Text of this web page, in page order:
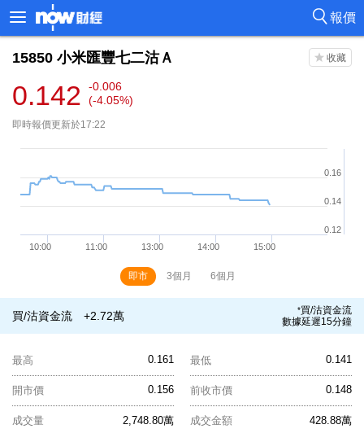
報價
15850 小米匯豐七二沽Ａ
0.142
-0.006
(-4.05%)
即時報價更新於17:22
即市 3個月 6個月
買/沽資金流 +2.72萬 *買/沽資金流
數據延遲15分鐘
0.161
最高 0.141
最低
0.156
開市價 0.148
前收市價
2,748.80萬
成交量 428.88萬
成交金額